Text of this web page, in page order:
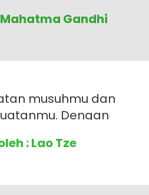
semua orang
Gandhi
musuhmu dan
Dengan
memenangkan
: Lao Tze